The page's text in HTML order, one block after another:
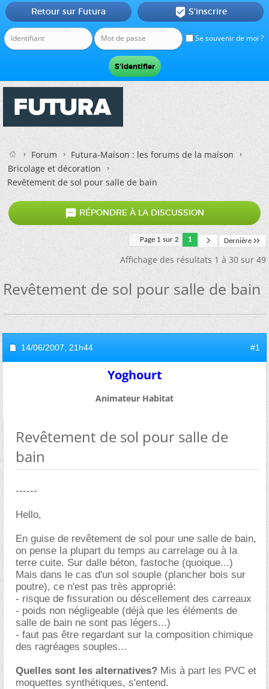
Se souvenir de moi ?
Retour sur Futura  S'inscrire
Forum
Futura-Maison : les forums de la maison
Bricolage et décoration
Revêtement de sol pour salle de bain
 RÉPONDRE À LA DISCUSSION
Page 1 sur 2 1 Dernière
Affichage des résultats 1 à 30 sur 49
Revêtement de sol pour salle de bain
14/06/2007, 21h44 #1
Yoghourt
Animateur Habitat
Revêtement de sol pour salle de
bain
------
Hello,
En guise de revêtement de sol pour une salle de bain,
on pense la plupart du temps au carrelage ou à la
terre cuite. Sur dalle béton, fastoche (quoique...)
Mais dans le cas d'un sol souple (plancher bois sur
poutre), ce n'est pas très approprié:
- risque de fissuration ou déscellement des carreaux
- poids non négligeable (déjà que les éléments de
salle de bain ne sont pas légers...)
- faut pas être regardant sur la composition chimique
des ragréages souples...
Quelles sont les alternatives? Mis à part les PVC et
moquettes synthétiques, s'entend.